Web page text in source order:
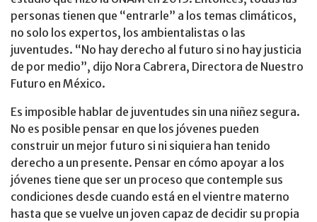
personas tienen que “entrarle” a los temas climáticos,
no solo los expertos, los ambientalistas o las
juventudes. “No hay derecho al futuro si no hay justicia
de por medio”, dijo Nora Cabrera, Directora de Nuestro
Futuro en México.
Es imposible hablar de juventudes sin una niñez segura.
No es posible pensar en que los jóvenes pueden
construir un mejor futuro si ni siquiera han tenido
derecho a un presente. Pensar en cómo apoyar a los
jóvenes tiene que ser un proceso que contemple sus
condiciones desde cuando está en el vientre materno
hasta que se vuelve un joven capaz de decidir su propia